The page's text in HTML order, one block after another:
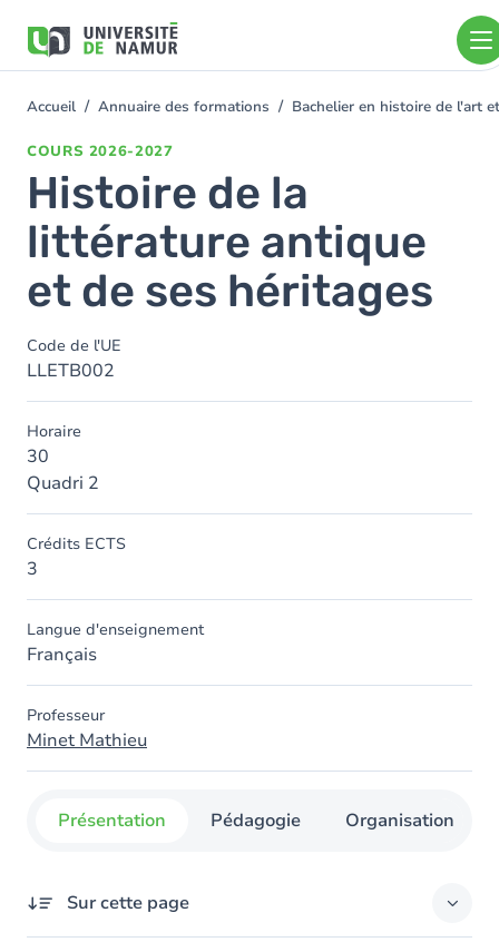
contenu
You
Accueil Annuaire des formations Bachelier en histoire de l'art
COURS 2026-2027
Histoire de la
littérature antique
et de ses héritages
Code de l'UE
LLETB002
Horaire
30
Quadri 2
Crédits ECTS
3
Langue d'enseignement
Français
Professeur
Minet Mathieu
Présentation Pédagogie Organisation
Sur cette page